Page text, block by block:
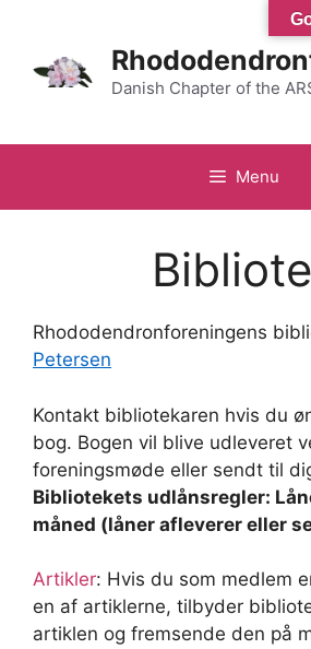
indhold
Danish Chapter of the
Menu
Rhododendronforeningens
Petersen
Kontakt bibliotekaren hvis du
bog. Bogen vil blive udleveret
foreningsmøde eller sendt til
Bibliotekets udlånsregler:
måned (låner afleverer eller
Artikler: Hvis du som medlem
en af artiklerne, tilbyder
artiklen og fremsende den på